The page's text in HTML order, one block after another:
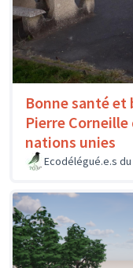
Bonne santé
Pierre Corneille
nations unies
Ecodélégué.e.s